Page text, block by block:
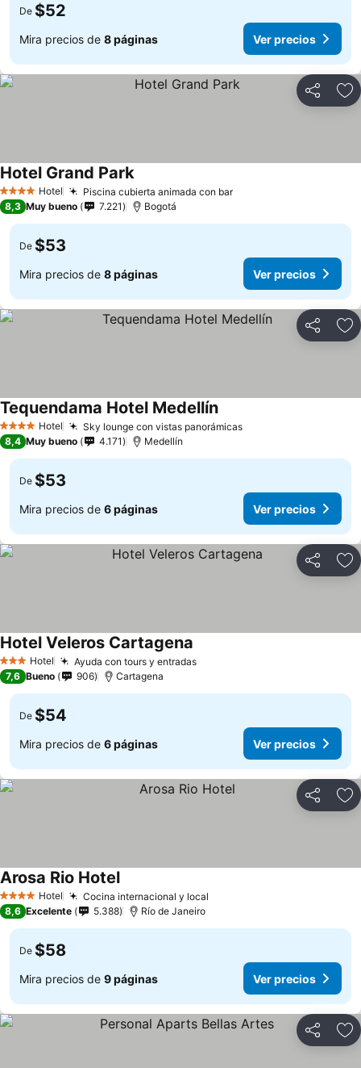
De $52
Mira precios de 8 páginas Ver precios
Compartir
4 EstrellasHotel Piscina cubierta animada con bar
Hotel Grand Park
8,3 Muy bueno 7.221 Bogotá
De $53
Mira precios de 8 páginas Ver precios
Compartir
4 EstrellasHotel Sky lounge con vistas panorámicas
Tequendama Hotel Medellín
8,4 Muy bueno 4.171 Medellín
De $53
Mira precios de 6 páginas Ver precios
Compartir
3 Estrellas
Hotel Ayuda con tours y entradas
Hotel Veleros Cartagena
7,6 Bueno 906 Cartagena
De $54
Mira precios de 6 páginas Ver precios
Compartir
4 EstrellasHotel Cocina internacional y local
Arosa Rio Hotel
8,6 Excelente 5.388 Río de Janeiro
De $58
Mira precios de 9 páginas Ver precios
Compartir